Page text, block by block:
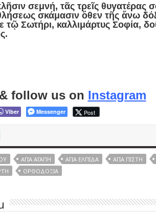
σεμνή, τᾶς τρεῖς θυγατέρας
σκάμασιν ὅθεν τῆς ἄνω
τῷ Σωτήρι, καλλιμάρτυς Σοφία,
& follow us on Instagram
Viber Messenger Post
ΑΓΊΑ ΑΓΆΠΗ ΑΓΊΑ ΕΛΠΊΔΑ ΑΓΊΑ ΠΊΣΤΗ
ΟΡΘΟΔΟΞΊΑ